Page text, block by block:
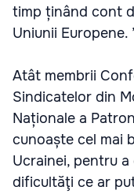
timp ținând cont
Uniunii Europene.
Atât membrii
Sindicatelor din
Naționale a
cunoaște cel mai
Ucrainei, pentru
dificultăţi ce ar